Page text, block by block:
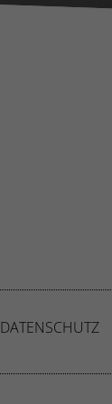
DATENSCHUTZ